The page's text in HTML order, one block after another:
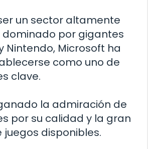
un sector altamente
por gigantes
Nintendo, Microsoft ha
como uno de
clave.
la admiración de
por su calidad y la gran
disponibles.